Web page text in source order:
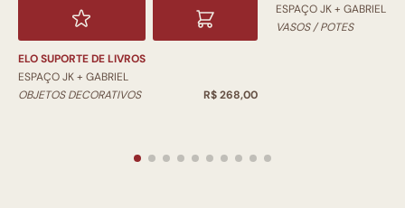
ELO SUPORTE DE LIVROS
ESPAÇO JK + GABRIEL
OBJETOS DECORATIVOS
R$ 268,00
ESPAÇO JK + GABRIEL
VASOS / POTES